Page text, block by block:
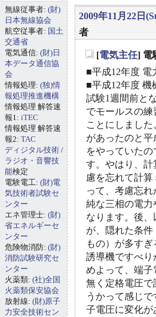
2009年11月22日
者
[電気主任] 電
■平成12年度 電
■平成12年度 機
試験1週間前と
でモールスの練
ことにしまし
があったのと平
をやっていた
す。やはり、
慮を忘れて計
って、考慮忘
純な三相の電力
なります。後
が、隠れた条
もの）が多す
誘導機ですべ
めよって、端
無く定格電圧で
うかって感じ
子電圧に変化が
無線従事者: (財)
日本無線協会
航空従事者: 国土
交通省
電気通信: (財)日
本データ通信協
会
情報処理: (独)情
報処理推進機構
情報処理 解答速
報1: iTEC
情報処理 解答速
報2: TAC
ディジタル技術 /
ラジオ・音響技
能検定
電験電工: (財)電
気技術者試験セ
ンター
エネ管理士: (財)
省エネルギーセ
ンター
危険物消防: (財)
消防試験研究セ
ンター
火薬類: (社)全国
火薬類保安協会
放射線: (財)原子
力安全技術セン